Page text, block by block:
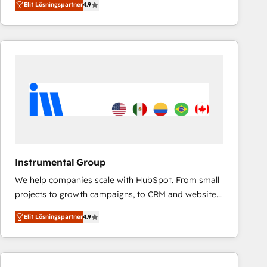
marketing automation, Growth, Revops, CRM et
webdesign. Markentive is both a consulting firm, a
digital agency and an integrator. With over 115
customers).
Elit Lösningspartner4.9
Instrumental Group
We help companies scale with HubSpot. From small
projects to growth campaigns, to CRM and websites.
Hire an agency that's experienced in every inch of
HubSpot and willing to work hand-in-hand with your
team to simplify the complex and build a better
experience for your team and customers.
Elit Lösningspartner4.9